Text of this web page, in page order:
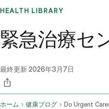
HEALTH LIBRARY
緊急治療セ
最終更新2026年3月7日
ホーム 健康ブログ Do Urgent